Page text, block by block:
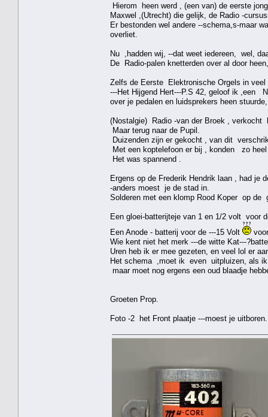
Hierom heen werd , (een van) de eerste
Maxwel ,(Utrecht) die gelijk, de Radio -
Er bestonden wel andere --schema,s-maar
overliet.
Nu ,hadden wij, --dat weet iedereen, wel,
De Radio-palen knetterden over al door heen,
Zelfs de Eerste Elektronische Orgels in
---Het Hijgend Hert---P.S 42, geloof ik ,een
over je pedalen en luidsprekers heen
(Nostalgie) Radio -van der Broek ,
Maar terug naar de Pupil.
Duizenden zijn er gekocht , van dit
Met een koptelefoon er bij , konden zo
Het was spannend .
Ergens op de Frederik Hendrik laan , had je
-anders moest je de stad in.
Solderen met een klomp Rood Koper op de
Een gloei-batterijteje van 1 en 1/2 volt voor
Een Anode - batterij voor de ---15 Volt
Wie kent niet het merk ---de witte Kat---
Uren heb ik er mee gezeten, en veel lol er
Het schema ,moet ik even uitpluizen, als
maar moet nog ergens een oud blaadje
Groeten Prop.
Foto -2 het Front plaatje ---moest je uitboren.